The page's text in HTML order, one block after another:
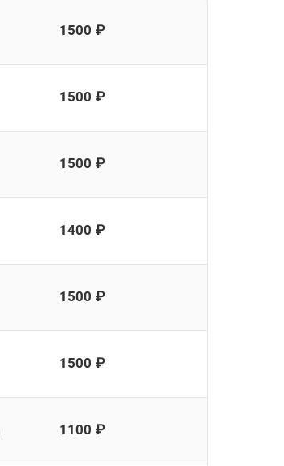
1500 ₽
1500 ₽
1500 ₽
1400 ₽
1500 ₽
1500 ₽
1100 ₽